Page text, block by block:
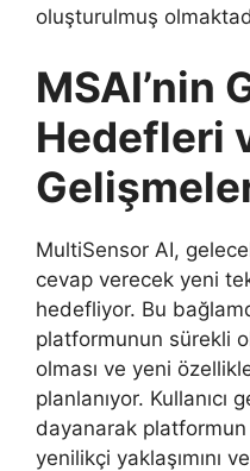
oluşturulmuş
MSAI’nin
Hedefleri
MultiSensor AI,
cevap verecek yeni
hedefliyor. Bu
platformunun sürekli
olması ve yeni
planlanıyor. Kullanıcı
dayanarak
yenilikçi yaklaşımını